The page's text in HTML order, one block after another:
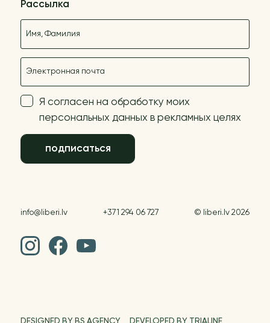
Рассылка
Я согласен на обработку моих
персональных данных в рекламных целях
подписаться
info@liberi.lv +371 294 06 727 © liberi.lv 2026
DESIGNED BY BS AGENCY DEVELOPED BY TRIALINE